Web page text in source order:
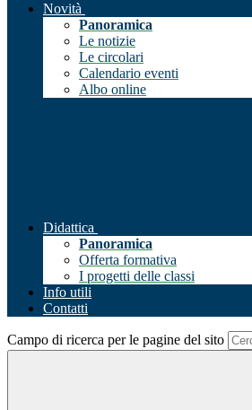
Novità
Panoramica
Le notizie
Le circolari
Calendario eventi
Albo online
Didattica
Panoramica
Offerta formativa
I progetti delle classi
Info utili
Contatti
Campo di ricerca per le pagine del sito